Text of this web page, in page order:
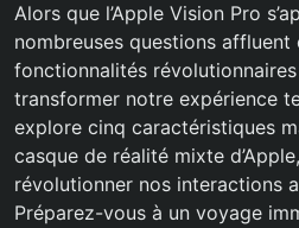
Alors que l’Apple Vision Pro
nombreuses questions affluent
fonctionnalités
transformer notre expérience
explore cinq caractéristiques
casque de réalité mixte
révolutionner nos interactions
Préparez-vous à un voyage